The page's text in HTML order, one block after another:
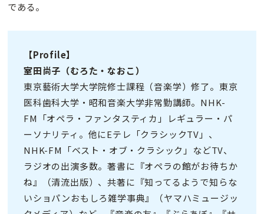
である。
【Profile】
室田尚子（むろた・なおこ）
東京藝術大学大学院修士課程（音楽学）修了。東京
医科歯科大学・昭和音楽大学非常勤講師。NHK-
FM「オペラ・ファンタスティカ」レギュラー・パ
ーソナリティ。他にEテレ「クラシックTV」、
NHK-FM「ベスト・オブ・クラシック」などTV、
ラジオの出演多数。著書に『オペラの館がお待ちか
ね』（清流出版）、共著に『知ってるようで知らな
いショパンおもしろ雑学事典』（ヤマハミュージッ